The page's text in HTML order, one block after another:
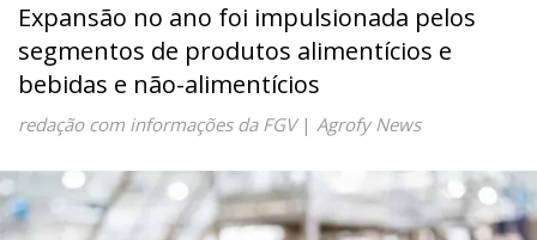
Expansão no ano foi impulsionada pelos
segmentos de produtos alimentícios e
bebidas e não-alimentícios
redação com informações da FGV| Agrofy News